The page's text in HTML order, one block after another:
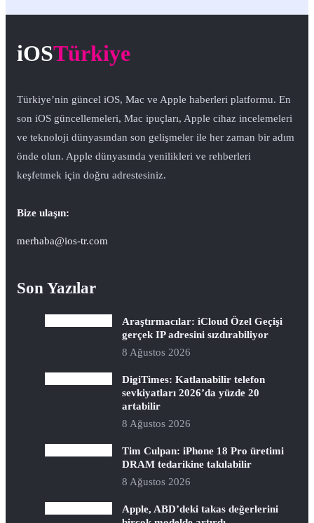
iOSTürkiye
Türkiye’nin güncel iOS, Mac ve Apple haberleri platformu. En
son iOS güncellemeleri, Mac ipuçları, Apple cihaz incelemeleri
ve teknoloji dünyasından son gelişmeler ile her zaman bir adım
önde olun. Apple dünyasında yenilikleri ve rehberleri
keşfetmek için doğru adrestesiniz.
Bize ulaşın:
merhaba@ios-tr.com
Son Yazılar
Araştırmacılar: iCloud Özel Geçişi
gerçek IP adresini sızdırabiliyor
8 Ağustos 2026
DigiTimes: Katlanabilir telefon
sevkiyatları 2026’da yüzde 20
artabilir
8 Ağustos 2026
Tim Culpan: iPhone 18 Pro üretimi
DRAM tedarikine takılabilir
8 Ağustos 2026
Apple, ABD’deki takas değerlerini